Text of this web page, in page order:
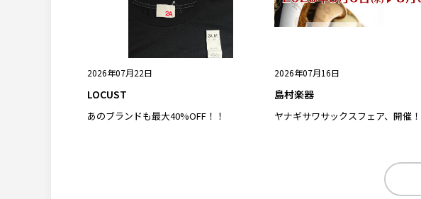
2026年07月22日
LOCUST
あのブランドも最大40%OFF！！
2026年07月16日
島村楽器
ヤナギサワサックスフェア、開催！